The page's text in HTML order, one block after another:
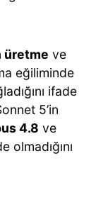
üretme ve
eğiliminde
ifade
5’in
4.8 ve
olmadığını